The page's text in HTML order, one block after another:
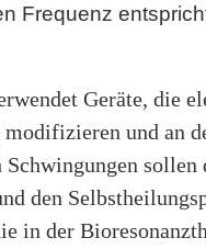
Frequenz
Geräte, die
und an
sollen
den
in der